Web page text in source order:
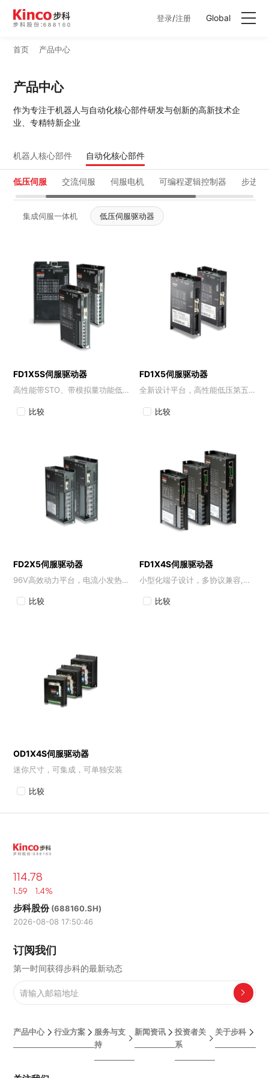
关于步科
登录/注册 Global
首页 产品中心
产品中心
作为专注于机器人与自动化核心部件研发与创新的高新技术企
业、专精特新企业
机器人核心部件 自动化核心部件
低压伺服 交流伺服 伺服电机 可编程逻辑控制器 步进驱
集成伺服一体机 低压伺服驱动器
FD1X5S伺服驱动器
高性能带STO、带模拟量功能低压伺服驱动器
比较
FD1X5伺服驱动器
全新设计平台，高性能低压第五代伺服驱动器
比较
FD2X5伺服驱动器
96V高效动力平台，电流小发热低，以更高扭矩密度赋能重载移动机器人
比较
FD1X4S伺服驱动器
小型化端子设计，多协议兼容,为紧凑型设备赋能
比较
OD1X4S伺服驱动器
迷你尺寸，可集成，可单独安装
比较
114.78
1.59 1.4%
步科股份(688160.SH)
2026-08-08 17:50:46
订阅我们
第一时间获得步科的最新动态
产品中心 行业方案
服务与支
持
新闻资讯
投资者关
系
关于步科